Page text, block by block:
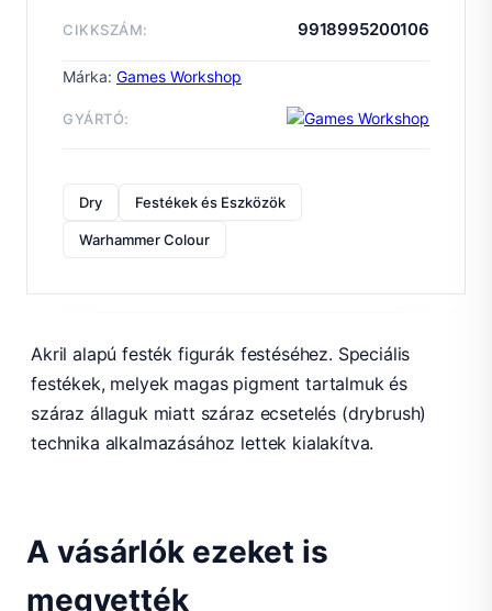
mennyiség
CIKKSZÁM: 9918995200106
Márka: Games Workshop
GYÁRTÓ:
Dry Festékek és Eszközök
Warhammer Colour
Akril alapú festék figurák festéséhez. Speciális
festékek, melyek magas pigment tartalmuk és
száraz állaguk miatt száraz ecsetelés (drybrush)
technika alkalmazásához lettek kialakítva.
A vásárlók ezeket is
megvették